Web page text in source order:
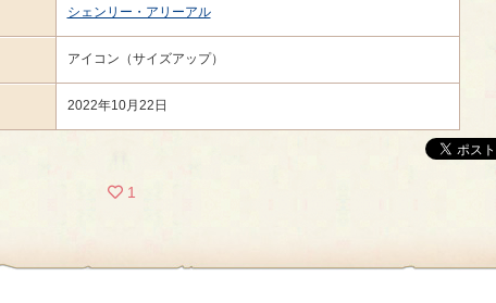
シェンリー・アリーアル
アイコン（サイズアップ）
2022年10月22日
1